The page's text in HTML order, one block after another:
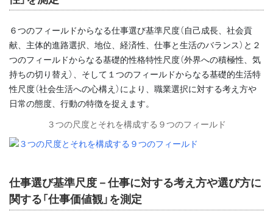
６つのフィールドからなる仕事選び基準尺度（自己成長、社会貢
献、主体的進路選択、地位、経済性、仕事と生活のバランス）と２
つのフィールドからなる基礎的性格特性尺度（外界への積極性、気
持ちの切り替え）、そして１つのフィールドからなる基礎的生活特
性尺度（社会生活への心構え）により、職業選択に対する考え方や
日常の態度、行動の特徴を捉えます。
３つの尺度とそれを構成する９つのフィールド
仕事選び基準尺度－仕事に対する考え方や選び方に
関する「仕事価値観」を測定